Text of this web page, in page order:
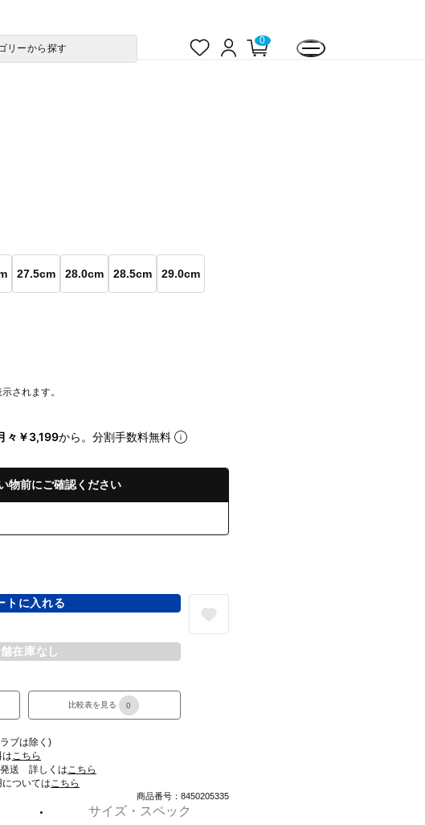
ロ
0
リーから探す
27.5cm 28.0cm 28.5cm 29.0cm
されます。
々￥3,199から。分割手数料無料
物前にご確認ください
トに入れる
在庫なし
比較表を見る 0
ブは除く)
こちら
送 詳しくはこちら
ついてはこちら
商品番号：8450205335
サイズ・スペック